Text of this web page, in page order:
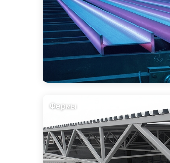
Фермы